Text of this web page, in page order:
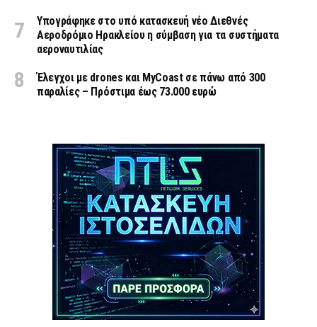
Υπογράφηκε στο υπό κατασκευή νέο Διεθνές
Αεροδρόμιο Ηρακλείου η σύμβαση για τα συστήματα
αεροναυτιλίας
Έλεγχοι με drones και MyCoast σε πάνω από 300
παραλίες – Πρόστιμα έως 73.000 ευρώ